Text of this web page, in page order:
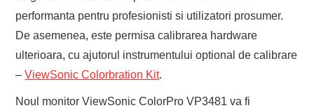
performanta pentru profesionisti si utilizatori prosumer.
De asemenea, este permisa calibrarea hardware
ulterioara, cu ajutorul instrumentului optional de calibrare
–ViewSonic Colorbration Kit.
Noul monitor ViewSonic ColorPro VP3481 va fi